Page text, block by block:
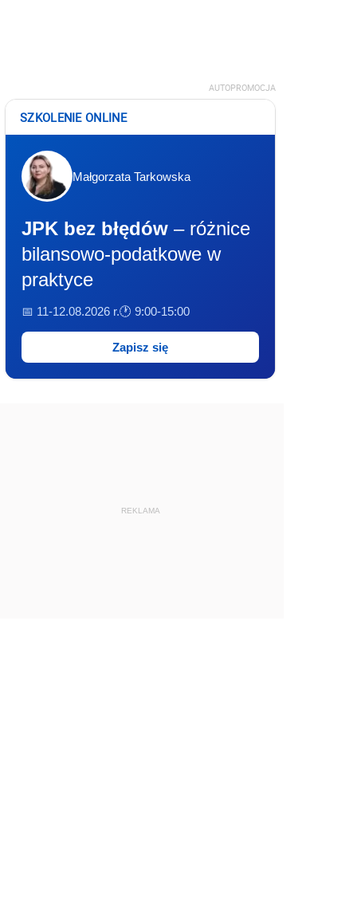
AUTOPROMOCJA
SZKOLENIE ONLINE
Małgorzata Tarkowska
JPK bez błędów – różnice
bilansowo-podatkowe w
praktyce
📅 11-12.08.2026 r.🕐 9:00-15:00
Zapisz się
REKLAMA